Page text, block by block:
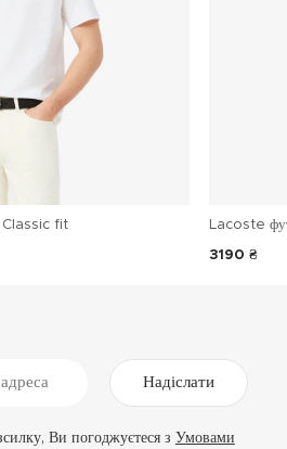
Classic fit Lacoste
3190 ₴
Надіслати
Ви погоджуєтеся з Умовами